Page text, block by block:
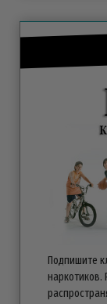
Подпишите
наркотиков.